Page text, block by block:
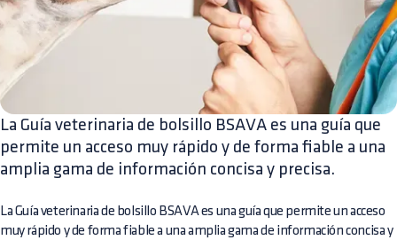
La Guía veterinaria de bolsillo BSAVA es una guía que
permite un acceso muy rápido y de forma fiable a una
amplia gama de información concisa y precisa.
La Guía veterinaria de bolsillo BSAVA es una guía que permite un acceso
muy rápido y de forma fiable a una amplia gama de información concisa y